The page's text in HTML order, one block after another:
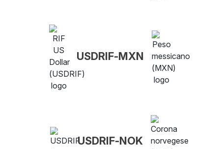
USDRIF-MXN
USDRIF-NOK